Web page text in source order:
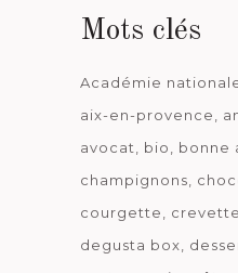
Mots clés
Académie
aix-en-provence
avocat
bio bonne
champignons
courgette
degusta box